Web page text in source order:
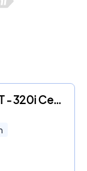
BMW 3-serie GT - 320i Centennial High Executive